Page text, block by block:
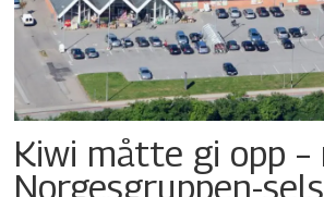
Kiwi måtte gi opp –
Norgesgruppen-